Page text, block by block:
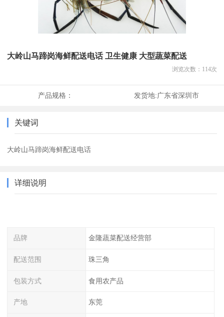
大岭山马蹄岗海鲜配送电话 卫生健康 大型蔬菜配送
浏览次数： 114次
产品规格： 发货地:广东省深圳市
关键词
大岭山马蹄岗海鲜配送电话
详细说明
品牌 金隆蔬菜配送经营部
配送范围 珠三角
包装方式 食用农产品
产地 东莞